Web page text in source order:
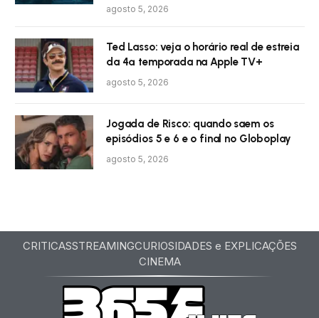
agosto 5, 2026
Ted Lasso: veja o horário real de estreia
da 4ª temporada na Apple TV+
agosto 5, 2026
Jogada de Risco: quando saem os
episódios 5 e 6 e o final no Globoplay
agosto 5, 2026
CRITICASSTREAMINGCURIOSIDADES e EXPLICAÇÕES
CINEMA